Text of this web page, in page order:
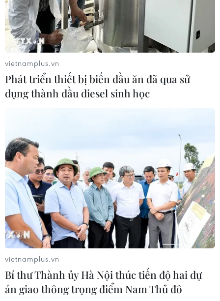
Cần Thơ xem xét đề xuất xây dựng Tổ
hợp Giáo dục-Đào tạo 636 tỷ đồng
06/08/2026 13:24
lượng cao
06/08/2026 11:43
Các trường đại học sẽ xét tuyển thí
sinh Trường THTP chuyên Tuyên
Quang không vi phạm quy chế
06/08/2026 09:44
Toàn cảnh vụ sai phạm điểm
thi trường THPT chuyên Tuyên
Quang
06/08/2026 09:04
vietnamplus.vn
Phát triển thiết bị biến dầu ăn đã qua sử
dụng thành dầu diesel sinh học
vietnamplus.vn
Bí thư Thành ủy Hà Nội thúc tiến độ hai dự
án giao thông trọng điểm Nam Thủ đô